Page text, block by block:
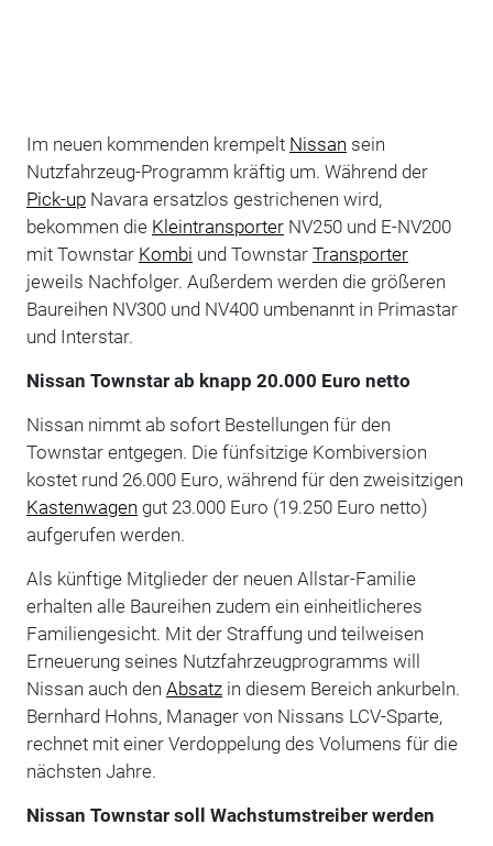
Im neuen kommenden krempelt Nissan sein
Nutzfahrzeug-Programm kräftig um. Während der
Pick-upNavara ersatzlos gestrichenen wird,
bekommen die KleintransporterNV250 und E-NV200
mit Townstar Kombi und Townstar Transporter
jeweils Nachfolger. Außerdem werden die größeren
Baureihen NV300 und NV400 umbenannt in Primastar
und Interstar.
Nissan Townstar ab knapp 20.000 Euro netto
Nissan nimmt ab sofort Bestellungen für den
Townstar entgegen. Die fünfsitzige Kombiversion
kostet rund 26.000 Euro, während für den zweisitzigen
Kastenwagen gut 23.000 Euro (19.250 Euro netto)
aufgerufen werden.
Als künftige Mitglieder der neuen Allstar-Familie
erhalten alle Baureihen zudem ein einheitlicheres
Familiengesicht. Mit der Straffung und teilweisen
Erneuerung seines Nutzfahrzeugprogramms will
Nissan auch den Absatzin diesem Bereich ankurbeln.
Bernhard Hohns, Manager von Nissans LCV-Sparte,
rechnet mit einer Verdoppelung des Volumens für die
nächsten Jahre.
Nissan Townstar soll Wachstumstreiber werden